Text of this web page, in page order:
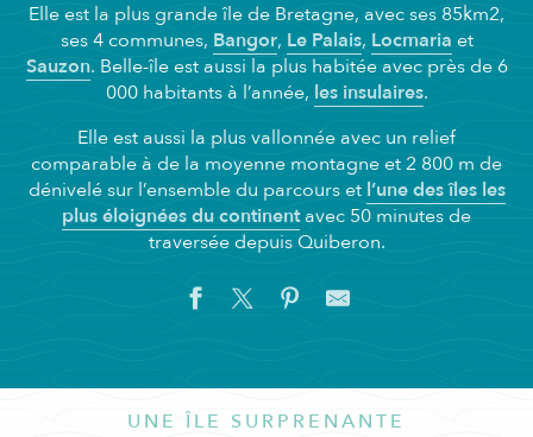
Elle est la plus grande île de Bretagne, avec ses 85km2,
ses 4 communes, Bangor, Le Palais, Locmaria et
Sauzon. Belle-île est aussi la plus habitée avec près de 6
000 habitants à l’année, les insulaires.
Elle est aussi la plus vallonnée avec un relief
comparable à de la moyenne montagne et 2 800 m de
dénivelé sur l’ensemble du parcours et l’une des îles les
plus éloignées du continentavec 50 minutes de
traversée depuis Quiberon.
UNE ÎLE SURPRENANTE